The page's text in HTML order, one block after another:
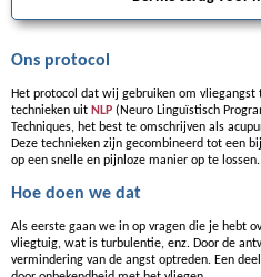
Ons protocol
Het protocol dat wij gebruiken om vliegangst
technieken uit NLP (Neuro Linguïstisch
Techniques, het best te omschrijven als
Deze technieken zijn gecombineerd tot een
op een snelle en pijnloze manier op te lossen.
Hoe doen we dat
Als eerste gaan we in op vragen die je hebt
vliegtuig, wat is turbulentie, enz. Door de
vermindering van de angst optreden. Een